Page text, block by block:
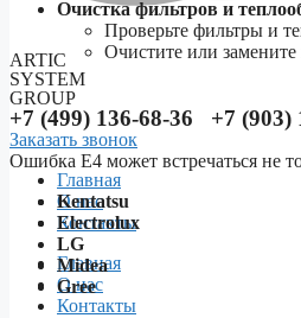
ARTIC
SYSTEM
GROUP
+7 (499) 136-68-36 +7 (903)
Заказать звонок
Главная
О нас
Контакты
Menu
Главная
О нас
Контакты
Очистка фильтров и
Проверьте фильтры и
Очистите или
Ошибка E4 может встречаться не
Kentatsu
Electrolux
LG
Midea
Gree